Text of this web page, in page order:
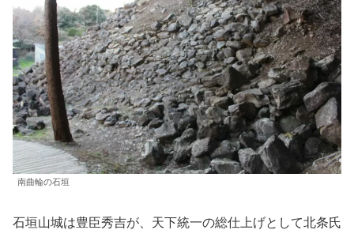
南曲輪の石垣
石垣山城は豊臣秀吉が、天下統一の総仕上げとして北条氏